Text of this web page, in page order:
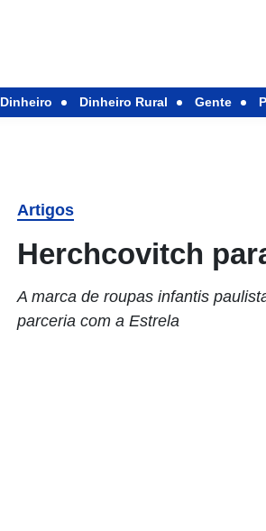
Dinheiro Dinheiro Rural Gente
Artigos
Herchcovitch
A marca de roupas infantis
parceria com a Estrela